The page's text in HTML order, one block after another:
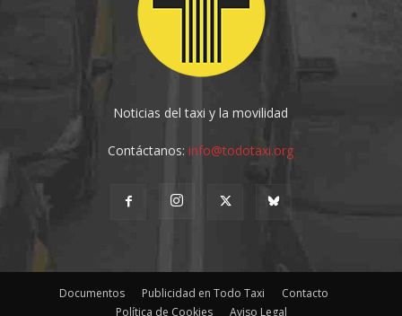
Noticias del taxi y la movilidad
Contáctanos:info@todotaxi.org
Documentos Publicidad en Todo Taxi
Contacto
Política de Cookies
Aviso Legal